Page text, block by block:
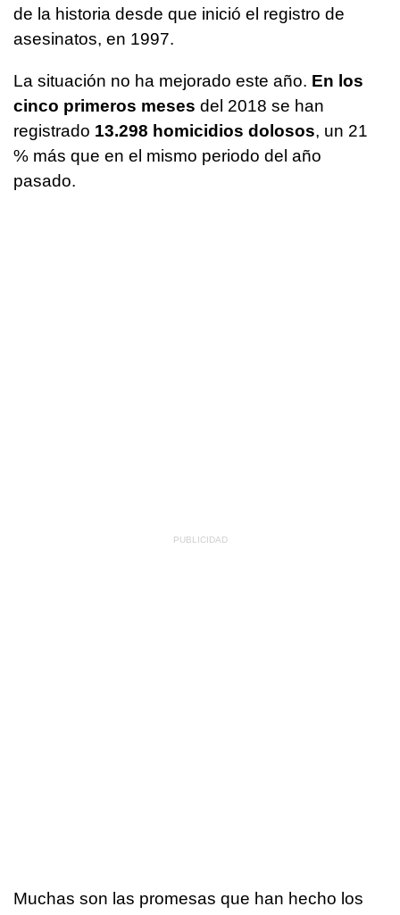
de la historia desde que inició el registro de
asesinatos, en 1997.
La situación no ha mejorado este año. En los
cinco primeros meses del 2018 se han
registrado 13.298 homicidios dolosos, un 21
% más que en el mismo periodo del año
pasado.
Muchas son las promesas que han hecho los